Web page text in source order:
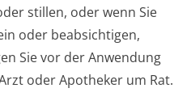
stillen, oder wenn Sie
oder beabsichtigen,
Sie vor der Anwendung
oder Apotheker um Rat.